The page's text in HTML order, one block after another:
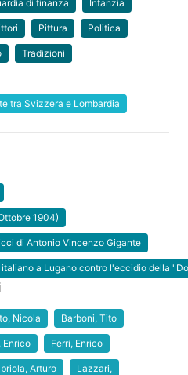
di finanza Infanzia
Pittura Politica
Tradizioni
tra Svizzera e Lombardia
1904)
di Antonio Vincenzo Gigante
a Lugano contro l'eccidio della
Nicola Barboni, Tito
Enrico Ferri, Enrico
Arturo Lazzari,